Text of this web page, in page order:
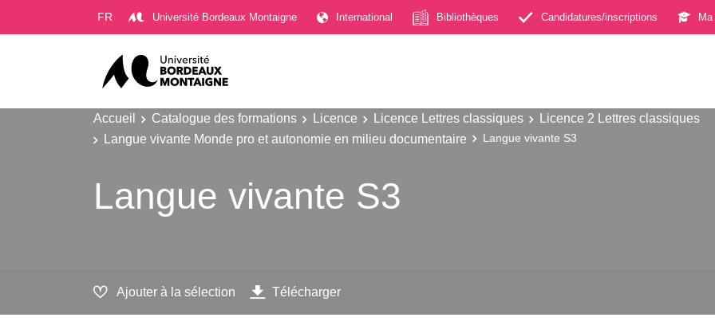
FR Université Bordeaux Montaigne International Bibliothèques Candidatures/inscriptions Ma
Accueil Catalogue des formations Licence Licence Lettres classiques
Licence 2 Lettres classiques
Langue vivante Monde pro et autonomie en milieu documentaire
Langue vivante S3
Langue vivante S3
Ajouter à la sélection Télécharger